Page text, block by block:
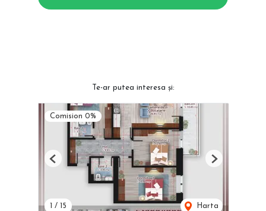
Te-ar putea interesa și:
Comision 0%
/ 15 Harta
Previous Next